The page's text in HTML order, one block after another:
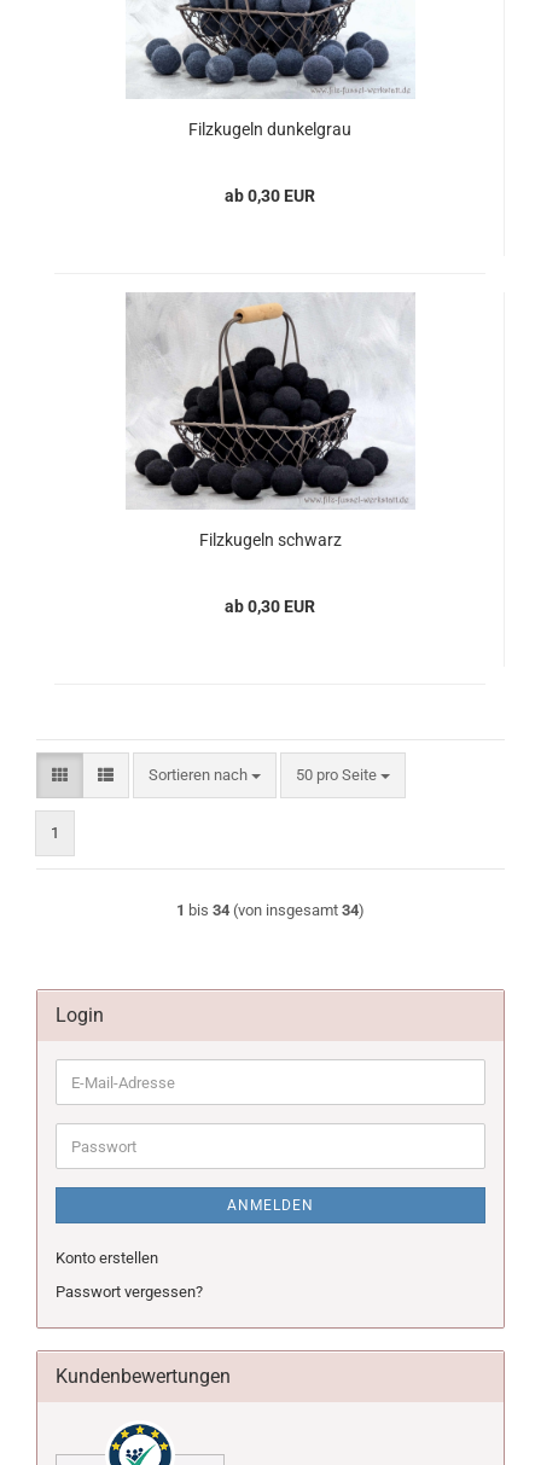
Filzkugeln dunkelgrau
ab 0,30 EUR
Filzkugeln schwarz
ab 0,30 EUR
Sortieren nach
Sortieren nach 50 pro Seite
pro Seite
1
1 bis 34 (von insgesamt 34)
Login
E-
Mail-
Adresse
Passwort
ANMELDEN
Konto erstellen
Passwort vergessen?
Kundenbewertungen